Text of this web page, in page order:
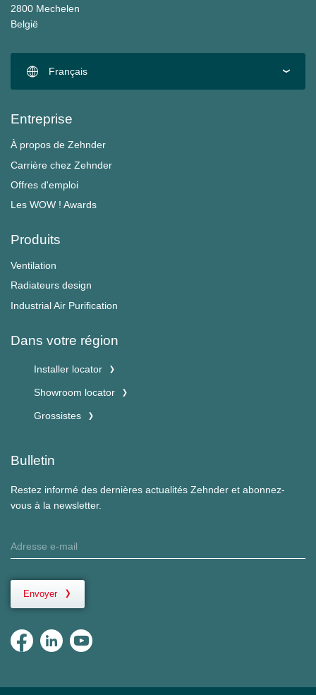
2800 Mechelen
België
Français
Entreprise
À propos de Zehnder
Carrière chez Zehnder
Offres d'emploi
Les WOW ! Awards
Produits
Ventilation
Radiateurs design
Industrial Air Purification
Dans votre région
Installer locator
Showroom locator
Grossistes
Bulletin
Restez informé des dernières actualités Zehnder et abonnez-
vous à la newsletter.
Envoyer